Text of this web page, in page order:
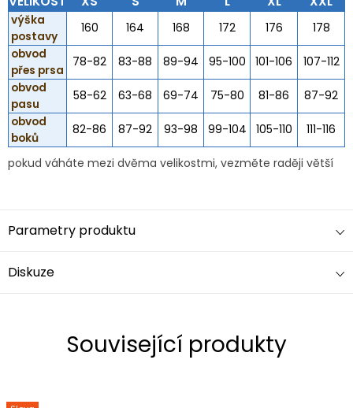
výška
postavy
160 164 168 172 176
178
obvod
přes prsa
78-82 83-88 89-94 95-100 101-106
107-112
obvod
pasu
58-62 63-68 69-74 75-80 81-86
87-92
obvod
boků
82-86 87-92 93-98 99-104 105-110 111-116
pokud váháte mezi dvěma velikostmi, vezměte raději větší
Parametry produktu
Diskuze
Související produkty